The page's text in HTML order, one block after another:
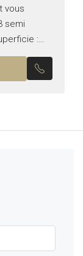
vous
semi
: